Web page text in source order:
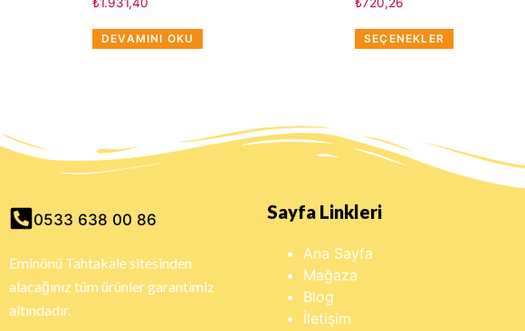
DEVAMINI OKU SEÇENEKLER
0533 638 00 86
Eminönü Tahtakale sitesinden
alacağınız tüm ürünler garantimiz
altındadır.
Sayfa Linkleri
Ana Sayfa
Mağaza
Blog
İletişim